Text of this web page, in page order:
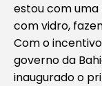
estou com uma
com vidro,
Com o
governo da
inaugurado o